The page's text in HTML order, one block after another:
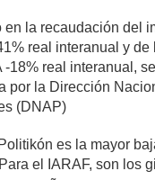
n
g
er
st
a
m
en la recaudación del
real interanual y de
-18% real interanual,
por la Dirección
(DNAP)
es la mayor
el IARAF, son los